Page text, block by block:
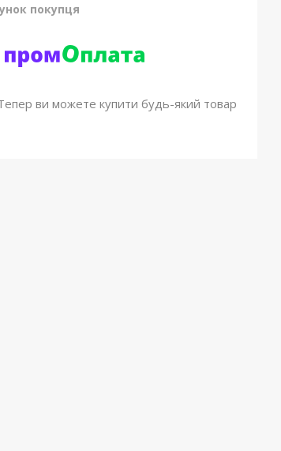
покупця
Тепер ви можете купити будь-який товар